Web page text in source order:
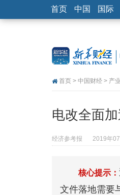
首页 中国 国际
首页 > 中国财经 > 产
电改全面
经济参考报 2019年
核心提示：
文件落地需要